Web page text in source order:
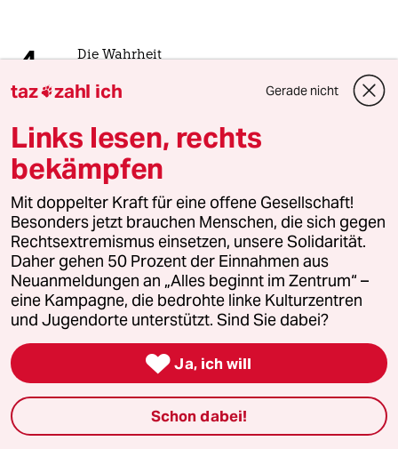
4 Die Wahrheit
56 Millionen Deutsche sind betroffen
5 Über die geschlechtergerechte Stadt
„Die Stadt ist gemacht für den weißen
Mann in einem Auto“
6 Antifas in Sachsen-Anhalt
Der Ernstfall
taz
Folgen Sie uns
taz zahl ich Gerade nicht
Links lesen, rechts
bekämpfen
Mit doppelter Kraft für eine offene Gesellschaft!
Besonders jetzt brauchen Menschen, die sich gegen
Rechtsextremismus einsetzen, unsere Solidarität.
Daher gehen 50 Prozent der Einnahmen aus
Neuanmeldungen an „Alles beginnt im Zentrum“ –
eine Kampagne, die bedrohte linke Kulturzentren
und Jugendorte unterstützt. Sind Sie dabei?
 Ja, ich will
Schon dabei!